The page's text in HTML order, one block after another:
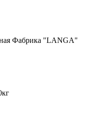
Фабрика "LANGA"